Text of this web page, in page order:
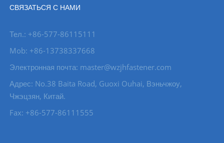
СВЯЗАТЬСЯ С НАМИ
Тел.: +86-577-86115111
Mob: +86-13738337668
Электронная почта: master@wzjhfastener.com
Адрес: No.38 Baita Road, Guoxi Ouhai, Вэньчжоу,
Чжэцзян, Китай.
Fax: +86-577-86111555